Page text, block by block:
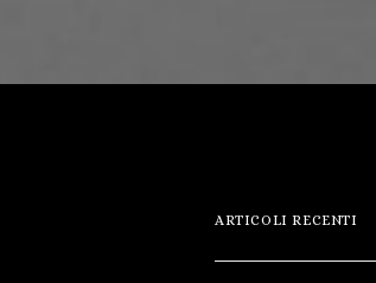
ARTICOLI RECENTI